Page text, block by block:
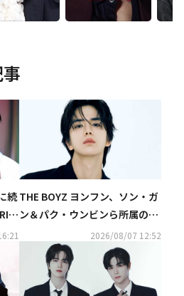
続
へ
THE BOYZ ヨンフン、ソン・ガ
ン＆パク・ウンビンら所属のN
AMOO ACTORSと専属契約を締
2026/08/07 12:52